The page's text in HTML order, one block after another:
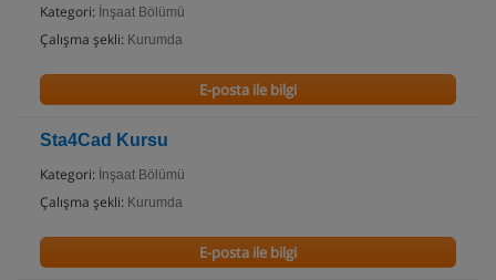
Kategori: İnşaat Bölümü
Çalışma şekli: Kurumda
E-posta ile bilgi
Sta4Cad Kursu
Kategori: İnşaat Bölümü
Çalışma şekli: Kurumda
E-posta ile bilgi